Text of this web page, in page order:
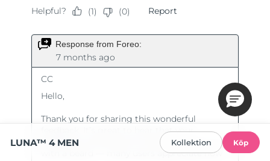
LUNA™ 4 MEN Kollektion Köp